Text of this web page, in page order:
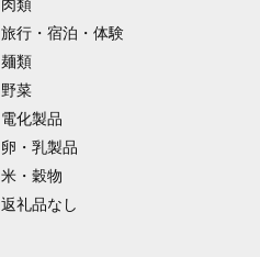
肉類
旅行・宿泊・体験
麺類
野菜
電化製品
卵・乳製品
米・穀物
返礼品なし